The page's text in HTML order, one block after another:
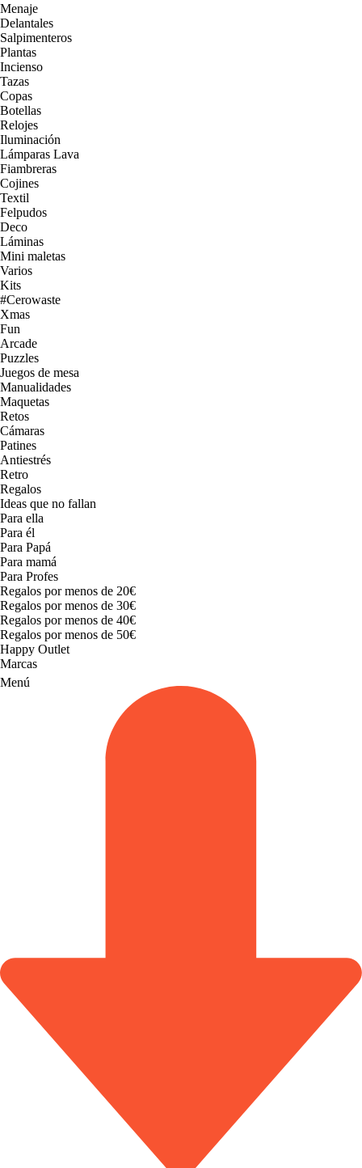
Menaje
Delantales
Salpimenteros
Plantas
Incienso
Tazas
Copas
Botellas
Relojes
Iluminación
Lámparas Lava
Fiambreras
Cojines
Textil
Felpudos
Deco
Láminas
Mini maletas
Varios
Kits
#Cerowaste
Xmas
Fun
Arcade
Puzzles
Juegos de mesa
Manualidades
Maquetas
Retos
Cámaras
Patines
Antiestrés
Retro
Regalos
Ideas que no fallan
Para ella
Para él
Para Papá
Para mamá
Para Profes
Regalos por menos de 20€
Regalos por menos de 30€
Regalos por menos de 40€
Regalos por menos de 50€
Happy Outlet
Marcas